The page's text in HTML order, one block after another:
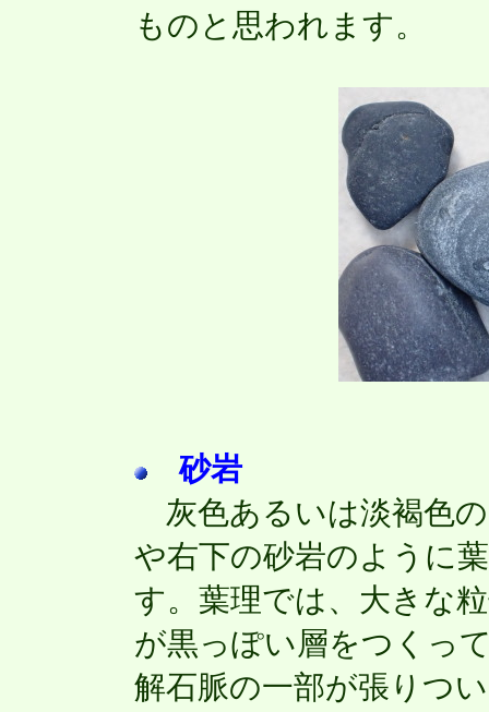
ものと思われます。
砂岩
灰色あるいは淡褐色
や右下の砂岩のように
す。葉理では、大きな
が黒っぽい層をつくっ
解石脈の一部が張りつ